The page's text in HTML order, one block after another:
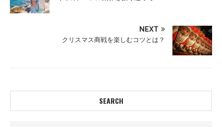
NEXT
クリスマス商戦を楽しむコツとは？
SEARCH